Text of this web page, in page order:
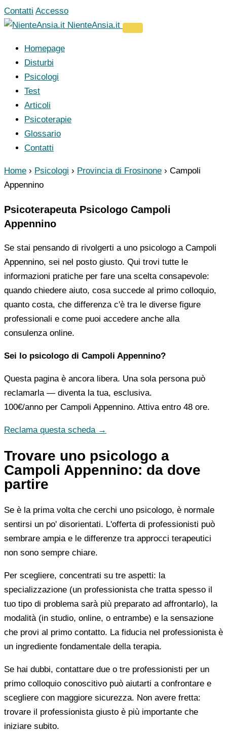
Vai
al
Contatti Accesso
NienteAnsia.it
Homepage
Disturbi
Psicologi
Test
Articoli
Psicoterapie
Glossario
Contatti
Home › Psicologi › Provincia di Frosinone › Campoli
Appennino
Psicoterapeuta Psicologo Campoli
Appennino
Se stai pensando di rivolgerti a uno psicologo a Campoli
Appennino, sei nel posto giusto. Qui trovi tutte le
informazioni pratiche per fare una scelta consapevole:
quando chiedere aiuto, cosa succede al primo colloquio,
quanto costa, che differenza c'è tra le diverse figure
professionali e come puoi accedere anche alla
consulenza online.
Sei lo psicologo di Campoli Appennino?
Questa pagina è ancora libera. Una sola persona può
reclamarla — diventa la tua, esclusiva.
100€/anno per Campoli Appennino. Attiva entro 48 ore.
Reclama questa scheda →
Trovare uno psicologo a
Campoli Appennino: da dove
partire
Se è la prima volta che cerchi uno psicologo, è normale
sentirsi un po' disorientati. L'offerta di professionisti può
sembrare ampia e le differenze tra approcci terapeutici
non sono sempre chiare.
Per scegliere, concentrati su tre aspetti: la
specializzazione (un professionista che tratta spesso il
tuo tipo di problema sarà più preparato ad affrontarlo), la
modalità (in studio, online, o entrambe) e la sensazione
che provi al primo contatto. La fiducia nel professionista è
un ingrediente fondamentale della terapia.
Se hai dubbi, contattare due o tre professionisti per un
primo colloquio conoscitivo può aiutarti a confrontare e
scegliere con maggiore sicurezza. Non avere fretta:
trovare il professionista giusto è più importante che
iniziare subito.